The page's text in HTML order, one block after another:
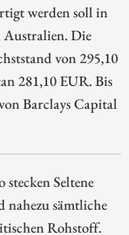
werden soll in
Australien. Die
von 295,10
281,10 EUR. Bis
Barclays Capital
Seltene
sämtliche
Rohstoff.